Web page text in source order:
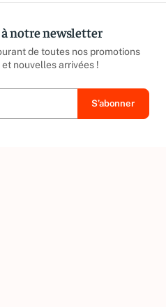
notre newsletter
de toutes nos promotions
nouvelles arrivées !